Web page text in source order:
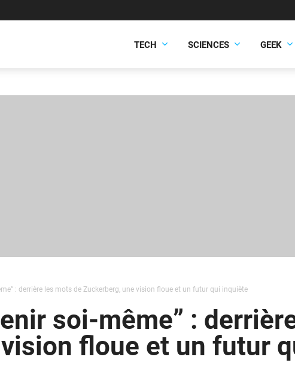
TECH SCIENCES GEEK
: derrière les mots de Zuckerberg, une vision floue et un futur qui inquiète
soi-même” :
floue et un futur